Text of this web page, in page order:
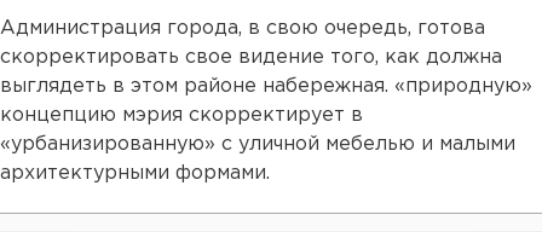
Администрация города, в свою очередь, готова
скорректировать свое видение того, как должна
выглядеть в этом районе набережная. «природную»
концепцию мэрия скорректирует в
«урбанизированную» с уличной мебелью и малыми
архитектурными формами.